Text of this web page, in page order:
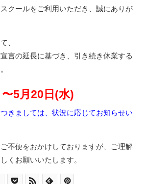
クールをご利用いただき、誠にありが
、
言の延長に基づき、引き続き休業する
〜5月20日(水)
きましては、状況に応じてお知らせい
不便をおかけしておりますが、ご理解
くお願いいたします。